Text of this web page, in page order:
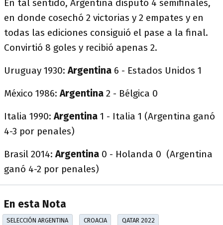
En tal sentido, Argentina disputó 4 semifinales,
en donde cosechó 2 victorias y 2 empates y en
todas las ediciones consiguió el pase a la final.
Convirtió 8 goles y recibió apenas 2.
Uruguay 1930:Argentina 6 - Estados Unidos 1
México 1986:Argentina 2 - Bélgica 0
Italia 1990:Argentina 1 - Italia 1 (Argentina ganó
4-3 por penales)
Brasil 2014:Argentina 0 - Holanda 0 (Argentina
ganó 4-2 por penales)
En esta Nota
SELECCIÓN ARGENTINA CROACIA QATAR 2022